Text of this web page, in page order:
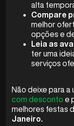
alta
Compare
melhor
opções e
Leia as
ter uma
serviços
Não deixe para a
com desconto e
melhores festas
Janeiro.